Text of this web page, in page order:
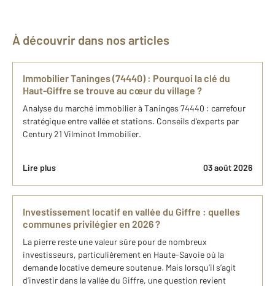
À découvrir dans nos articles
Immobilier Taninges (74440) : Pourquoi la clé du
Haut-Giffre se trouve au cœur du village ?
Analyse du marché immobilier à Taninges 74440 : carrefour
stratégique entre vallée et stations. Conseils d'experts par
Century 21 Vilminot Immobilier.
Lire plus 03 août 2026
Investissement locatif en vallée du Giffre : quelles
communes privilégier en 2026 ?
La pierre reste une valeur sûre pour de nombreux
investisseurs, particulièrement en Haute-Savoie où la
demande locative demeure soutenue. Mais lorsqu’il s’agit
d’investir dans la vallée du Giffre, une question revient